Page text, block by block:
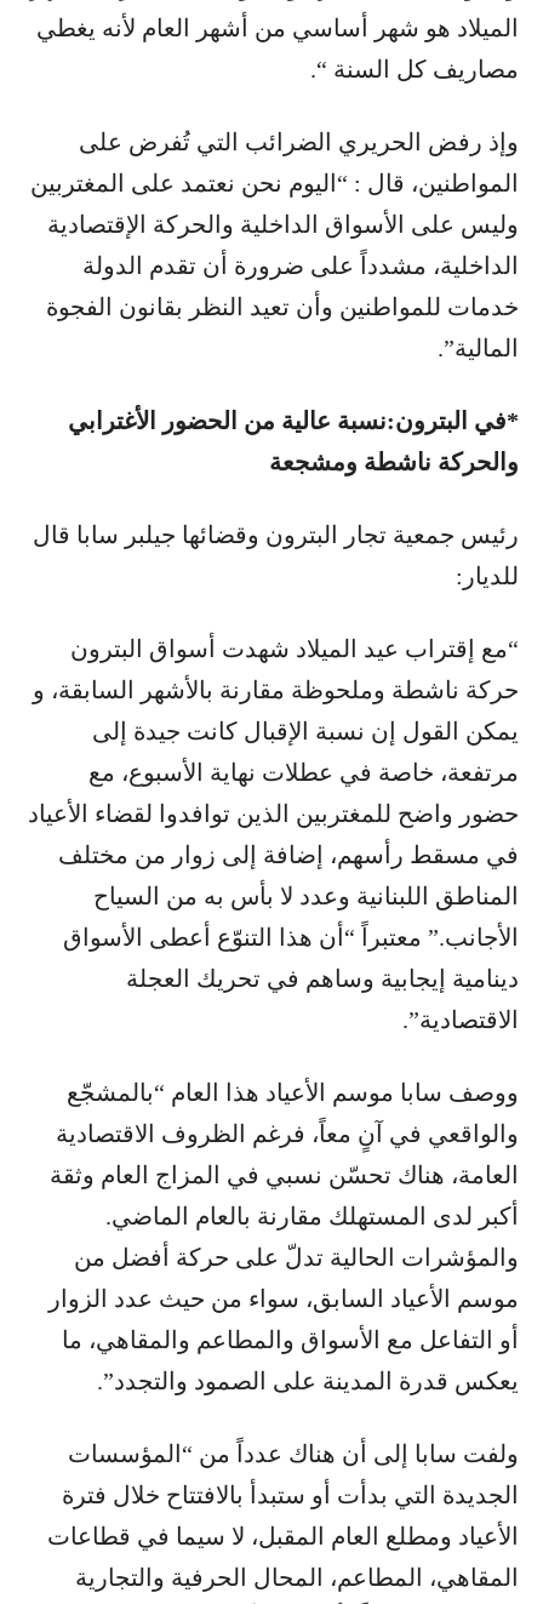
الميلاد هو شهر أساسي من أشهر العام لأنه يغطي
مصاريف كل السنة “.
وإذ رفض الحريري الضرائب التي تُفرض على
المواطنين، قال : “اليوم نحن نعتمد على المغتربين
وليس على الأسواق الداخلية والحركة الإقتصادية
الداخلية، مشدداً على ضرورة أن تقدم الدولة
خدمات للمواطنين وأن تعيد النظر بقانون الفجوة
المالية”.
*في البترون:نسبة عالية من الحضور الأغترابي
والحركة ناشطة ومشجعة
رئيس جمعية تجار البترون وقضائها جيلبر سابا قال
للديار:
“مع إقتراب عيد الميلاد شهدت أسواق البترون
حركة ناشطة وملحوظة مقارنة بالأشهر السابقة، و
يمكن القول إن نسبة الإقبال كانت جيدة إلى
مرتفعة، خاصة في عطلات نهاية الأسبوع، مع
حضور واضح للمغتربين الذين توافدوا لقضاء الأعياد
في مسقط رأسهم، إضافة إلى زوار من مختلف
المناطق اللبنانية وعدد لا بأس به من السياح
الأجانب.” معتبراً “أن هذا التنوّع أعطى الأسواق
دينامية إيجابية وساهم في تحريك العجلة
الاقتصادية”.
ووصف سابا موسم الأعياد هذا العام “بالمشجّع
والواقعي في آنٍ معاً، فرغم الظروف الاقتصادية
العامة، هناك تحسّن نسبي في المزاج العام وثقة
أكبر لدى المستهلك مقارنة بالعام الماضي.
والمؤشرات الحالية تدلّ على حركة أفضل من
موسم الأعياد السابق، سواء من حيث عدد الزوار
أو التفاعل مع الأسواق والمطاعم والمقاهي، ما
يعكس قدرة المدينة على الصمود والتجدد”.
ولفت سابا إلى أن هناك عدداً من “المؤسسات
الجديدة التي بدأت أو ستبدأ بالافتتاح خلال فترة
الأعياد ومطلع العام المقبل، لا سيما في قطاعات
المقاهي، المطاعم، المحال الحرفية والتجارية